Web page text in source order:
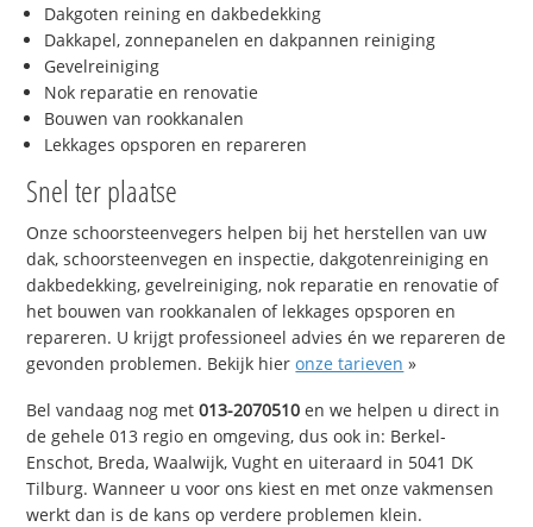
Dakgoten reining en dakbedekking
Dakkapel, zonnepanelen en dakpannen reiniging
Gevelreiniging
Nok reparatie en renovatie
Bouwen van rookkanalen
Lekkages opsporen en repareren
Snel ter plaatse
Onze schoorsteenvegers helpen bij het herstellen van uw
dak, schoorsteenvegen en inspectie, dakgotenreiniging en
dakbedekking, gevelreiniging, nok reparatie en renovatie of
het bouwen van rookkanalen of lekkages opsporen en
repareren. U krijgt professioneel advies én we repareren de
gevonden problemen. Bekijk hieronze tarieven »
Bel vandaag nog met013-2070510 en we helpen u direct in
de gehele 013 regio en omgeving, dus ook in: Berkel-
Enschot, Breda, Waalwijk, Vught en uiteraard in 5041 DK
Tilburg. Wanneer u voor ons kiest en met onze vakmensen
werkt dan is de kans op verdere problemen klein.